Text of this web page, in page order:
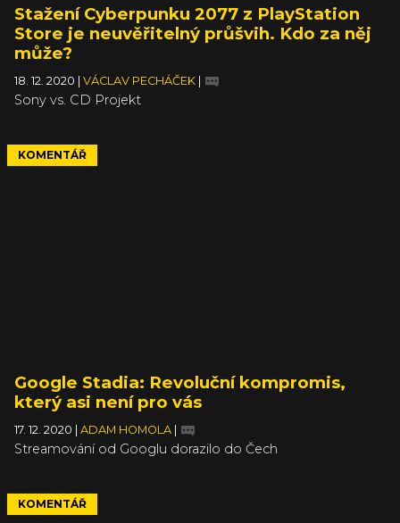
Stažení Cyberpunku 2077 z PlayStation
Store je neuvěřitelný průšvih. Kdo za něj
může?
18. 12. 2020 VÁCLAV PECHÁČEK
Sony vs. CD Projekt
KOMENTÁŘ
Google Stadia: Revoluční kompromis,
který asi není pro vás
17. 12. 2020 ADAM HOMOLA
Streamování od Googlu dorazilo do Čech
KOMENTÁŘ